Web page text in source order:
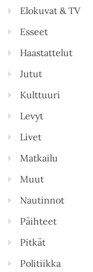
Elokuvat & TV
Esseet
Haastattelut
Jutut
Kulttuuri
Levyt
Livet
Matkailu
Muut
Nautinnot
Päihteet
Pitkät
Politiikka